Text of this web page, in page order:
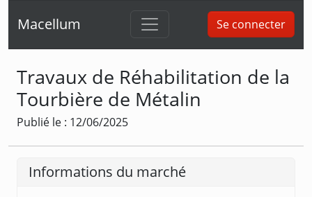
Macellum Se connecter
Travaux de Réhabilitation de la
Tourbière de Métalin
Publié le : 12/06/2025
Informations du marché